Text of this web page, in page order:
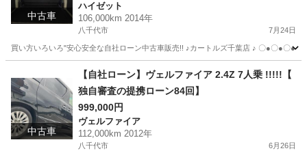
中古車
ハイゼット
106,000km 2014年
八千代市 7月24日
買い方いろいろ"安心安全な自社ローン中古車販売!! ♪カートルズ千葉店 ♪ 〇●〇●〇
ハイゼット カートルズ
中古車
【自社ローン】ヴェルファイア 2.4Z 7人乗 !!!!!【
独自審査の提携ローン84回】
999,000円
ヴェルファイア
112,000km 2012年
八千代市 6月26日